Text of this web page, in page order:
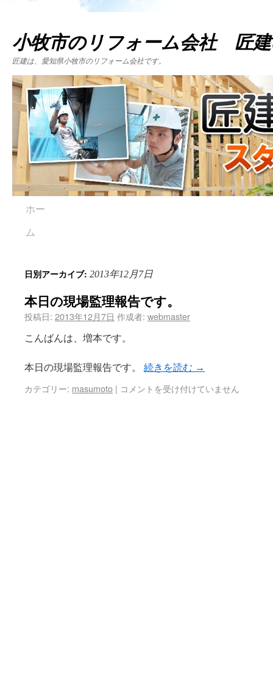
小牧市のリフォーム会社 匠
匠建は、愛知県小牧市のリフォーム会社です。
ホー
ム
日別アーカイブ: 2013年12月7日
本日の現場監理報告です。
投稿日: 2013年12月7日 作成者: webmaster
こんばんは、増本です。
本日の現場監理報告です。 続きを読む →
カテゴリー: masumoto | コメントを受け付けていません